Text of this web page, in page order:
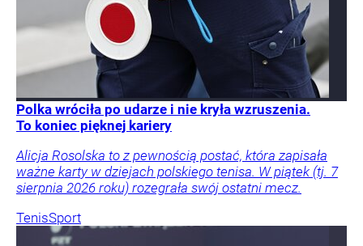
Polka wróciła po udarze i nie kryła wzruszenia.
To koniec pięknej kariery
Alicja Rosolska to z pewnością postać, która zapisała
ważne karty w dziejach polskiego tenisa. W piątek (tj. 7
sierpnia 2026 roku) rozegrała swój ostatni mecz.
TenisSport